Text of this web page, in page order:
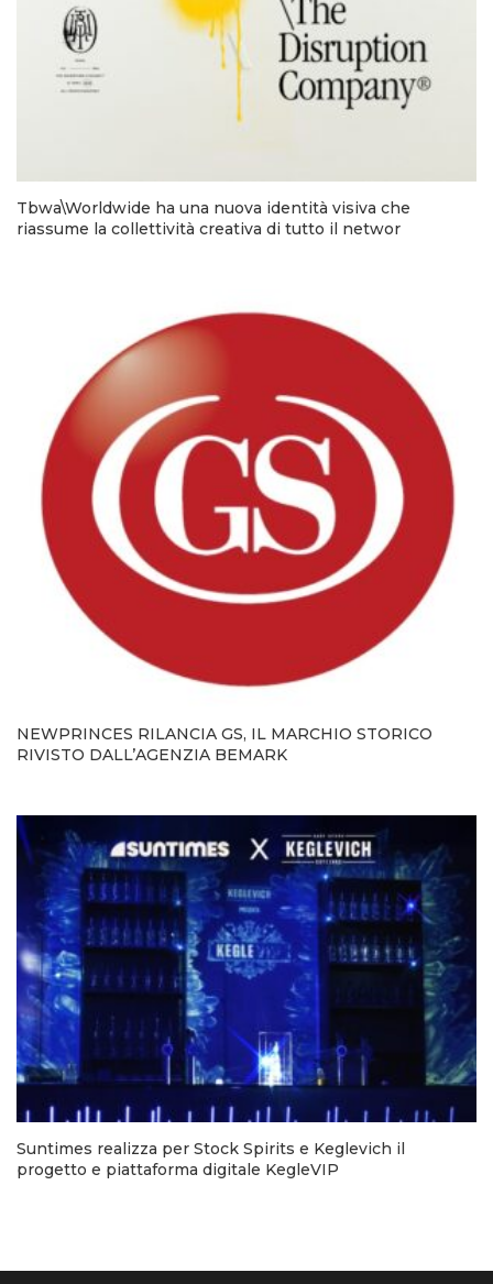
Tbwa\Worldwide ha una nuova identità visiva che
riassume la collettività creativa di tutto il networ
NEWPRINCES RILANCIA GS, IL MARCHIO STORICO
RIVISTO DALL’AGENZIA BEMARK
Suntimes realizza per Stock Spirits e Keglevich il
progetto e piattaforma digitale KegleVIP